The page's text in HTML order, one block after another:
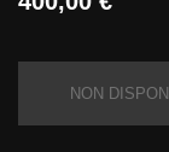
NON